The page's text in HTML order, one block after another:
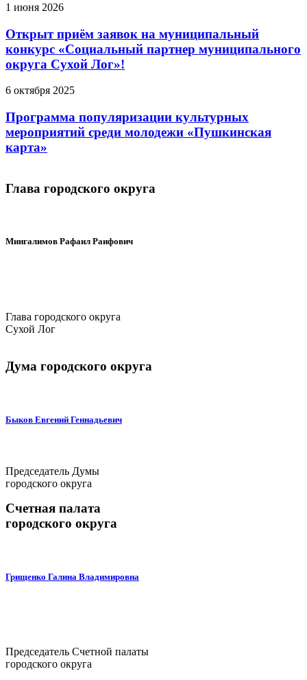
1 июня 2026
Открыт приём заявок на муниципальный
конкурс «Социальный партнер муниципального
округа Сухой Лог»!
6 октября 2025
Программа популяризации культурных
мероприятий среди молодежи «Пушкинская
карта»
Глава городского округа
Мингалимов Рафаил Раифович
Глава городского округа
Сухой Лог
Дума городского округа
Быков Евгений Геннадьевич
Председатель Думы
городского округа
Счетная палата
городского округа
Грищенко Галина Владимировна
Председатель Счетной палаты
городского округа